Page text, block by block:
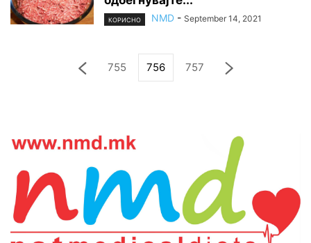
КОРИСНО NMD - September 14, 2021
755 756 757